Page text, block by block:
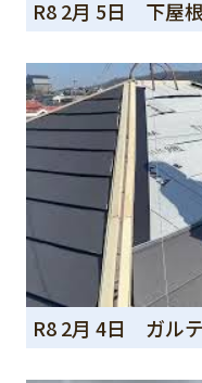
R8 2月 5日 下屋
R8 2月 4日 ガル